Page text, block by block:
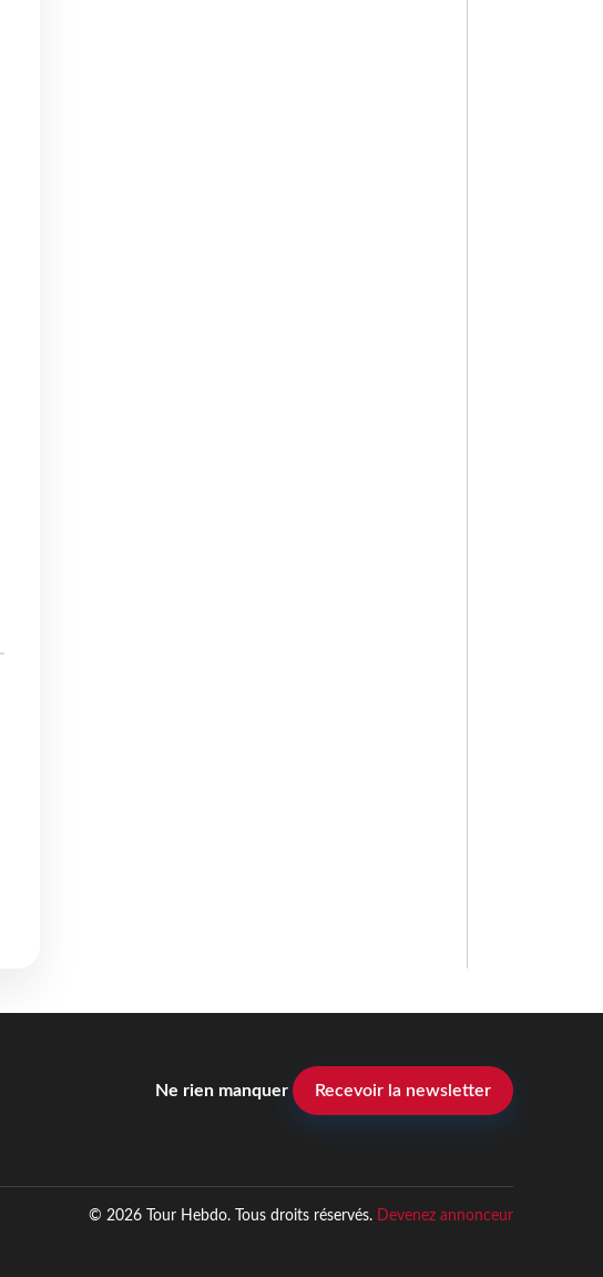
Ne rien manquer Recevoir la newsletter
© 2026 Tour Hebdo. Tous droits réservés. Devenez annonceur